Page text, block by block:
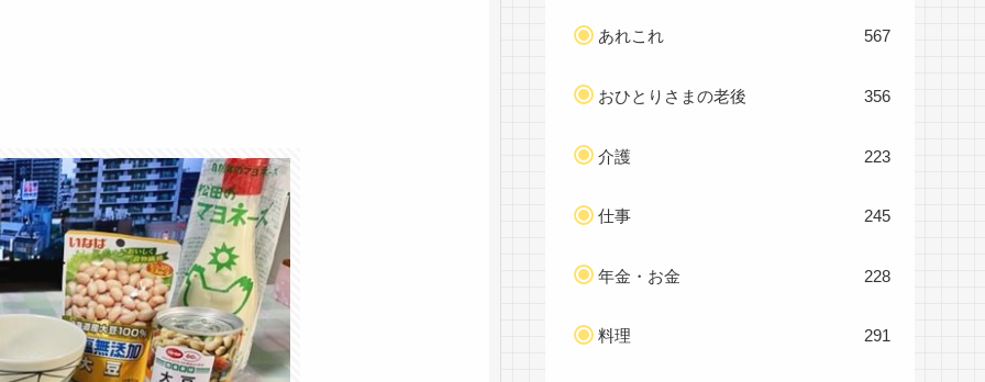
あれこれ 567
おひとりさまの老後 356
介護 223
仕事 245
年金・お金 228
料理 291